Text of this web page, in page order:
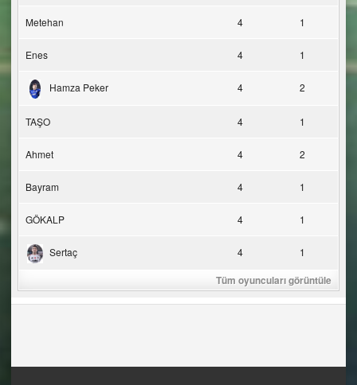
Metehan 4 1
Enes 4 1
Hamza Peker 4 2
TAŞO 4 1
Ahmet 4 2
Bayram 4 1
GÖKALP 4 1
Sertaç 4 1
Tüm oyuncuları görüntüle